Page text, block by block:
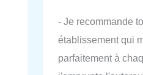
- Je recommande
établissement qui
parfaitement à